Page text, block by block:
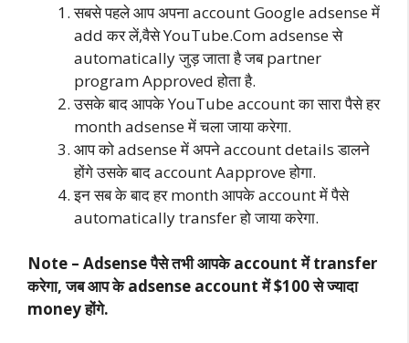
सबसे पहले आप अपना account Google adsense में
add कर लें,वैसे YouTube.Com adsense से
automatically जुड़ जाता है जब partner
program Approved होता है.
उसके बाद आपके YouTube account का सारा पैसे हर
month adsense में चला जाया करेगा.
आप को adsense में अपने account details डालने
होंगे उसके बाद account Aapprove होगा.
इन सब के बाद हर month आपके account में पैसे
automatically transfer हो जाया करेगा.
Note – Adsense पैसे तभी आपके account में transfer
करेगा, जब आप के adsense account में $100 से ज्यादा
money होंगे.